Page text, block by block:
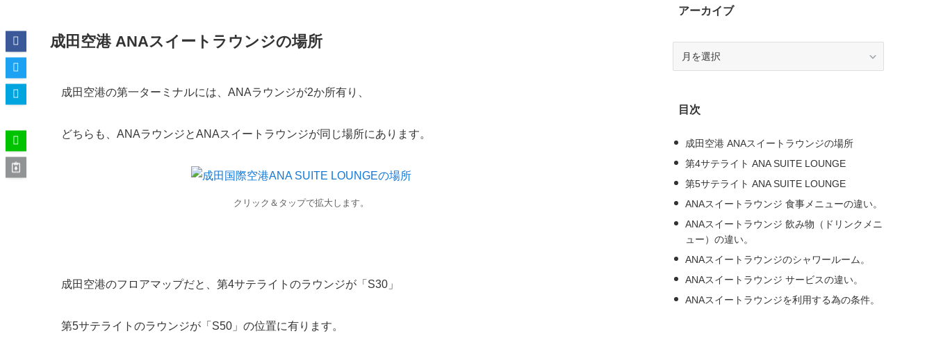
成田空港 ANAスイートラウンジの場所
成田空港の第一ターミナルには、ANAラウンジが2か所有り、
どちらも、ANAラウンジとANAスイートラウンジが同じ場所にあります。
クリック＆タップで拡大します。
成田空港のフロアマップだと、第4サテライトのラウンジが「S30」
第5サテライトのラウンジが「S50」の位置に有ります。
アーカイブ
ブ目次
成田空港 ANAスイートラウンジの場所
第4サテライト ANA SUITE LOUNGE
第5サテライト ANA SUITE LOUNGE
ANAスイートラウンジ 食事メニューの違い。
ANAスイートラウンジ 飲み物（ドリンクメニ
ュー）の違い。
ANAスイートラウンジのシャワールーム。
ANAスイートラウンジ サービスの違い。
ANAスイートラウンジを利用する為の条件。